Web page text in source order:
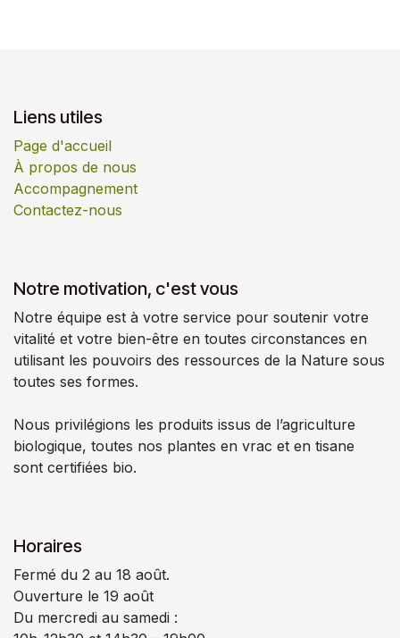
Liens utiles
Page d'accueil
À propos de nous
Accompagnement
Contactez-nous
Notre motivation, c'est vous
Notre équipe est à votre service pour soutenir votre
vitalité et votre bien-être en toutes circonstances en
utilisant les pouvoirs des ressources de la Nature sous
toutes ses formes.
Nous privilégions les produits issus de l’agriculture
biologique, toutes nos plantes en vrac et en tisane
sont certifiées bio.
Horaires
Fermé du 2 au 18 août.
Ouverture le 19 août
Du mercredi au samedi :